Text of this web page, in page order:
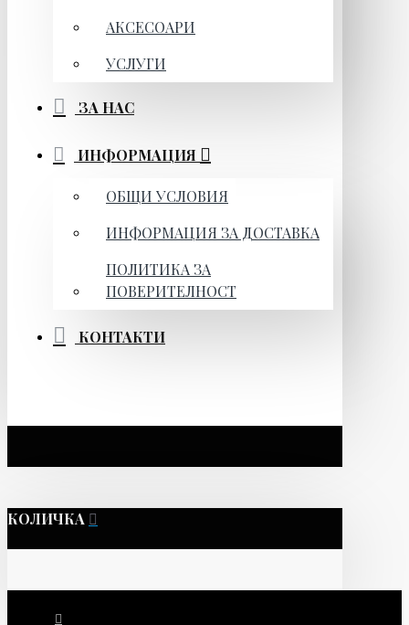
АКСЕСОАРИ
УСЛУГИ
ЗА НАС
ИНФОРМАЦИЯ
ОБЩИ УСЛОВИЯ
ИНФОРМАЦИЯ ЗА ДОСТАВКА
ПОЛИТИКА ЗА
ПОВЕРИТЕЛНОСТ
КОНТАКТИ
КОЛИЧКА